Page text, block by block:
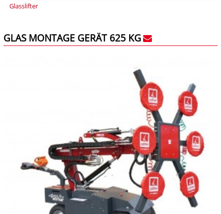
Glasslifter
GLAS MONTAGE GERÄT 625 KG